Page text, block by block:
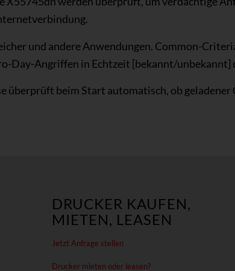
und andere Anwendungen. Common-
Day-Angriffen in Echtzeit [bekannt/unbekannt]
beim Start automatisch, ob
DRUCKER KAUFEN,
MIETEN, LEASEN
Jetzt Anfrage stellen
Drucker mieten oder leasen?